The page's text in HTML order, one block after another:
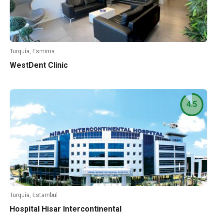
Turquía, Esmirna
WestDent Clinic
Turquía, Estambul
Hospital Hisar Intercontinental
4.5